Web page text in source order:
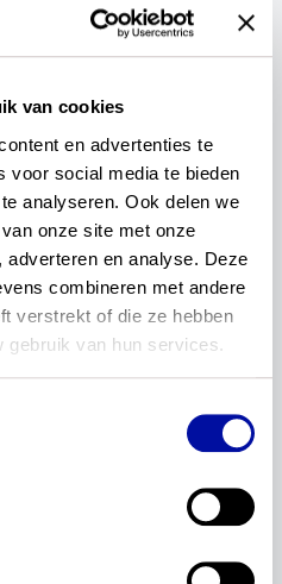
van cookies
en advertenties te
voor social media te bieden
analyseren. Ook delen we
onze site met onze
en analyse. Deze
combineren met andere
verstrekt of die ze hebben
gebruik van hun services.
(v)so
(v)so digitale